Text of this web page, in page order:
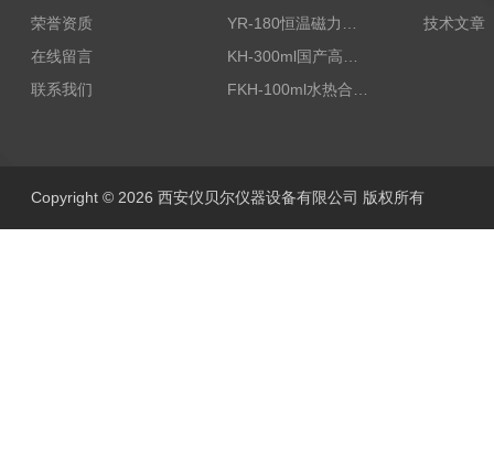
荣誉资质
在线留言
联系我们
技术文章
Copyright © 2026 西安仪贝尔仪器设备有限公司 版权所有